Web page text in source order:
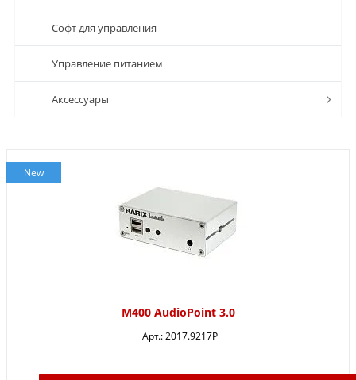
Софт для управления
Управление питанием
Аксессуары
New
M400 AudioPoint 3.0
Арт.:2017.9217P